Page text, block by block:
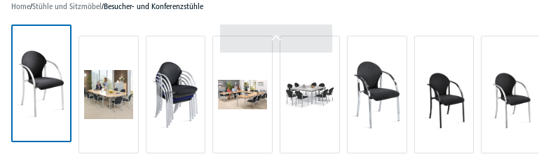
Home/Stühle und Sitzmöbel/Besucher- und Konferenzstühle